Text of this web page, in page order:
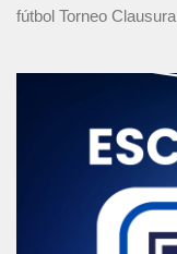
fútbol Torneo Clausura